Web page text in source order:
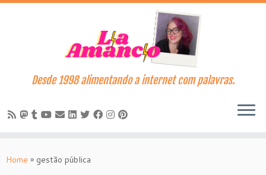
to
Desde 1998 alimentando a internet com palavras.
Home » gestão pública